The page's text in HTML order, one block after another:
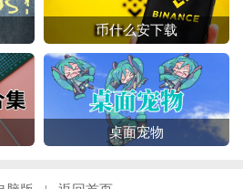
币什么安下载
桌面宠物